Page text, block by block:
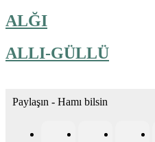
ALĞI
ALLI-GÜLLÜ
Paylaşın - Hamı bilsin